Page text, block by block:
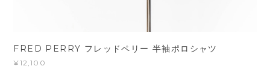
FRED PERRY フレッドペリー 半袖ポロシャツ
¥12,100